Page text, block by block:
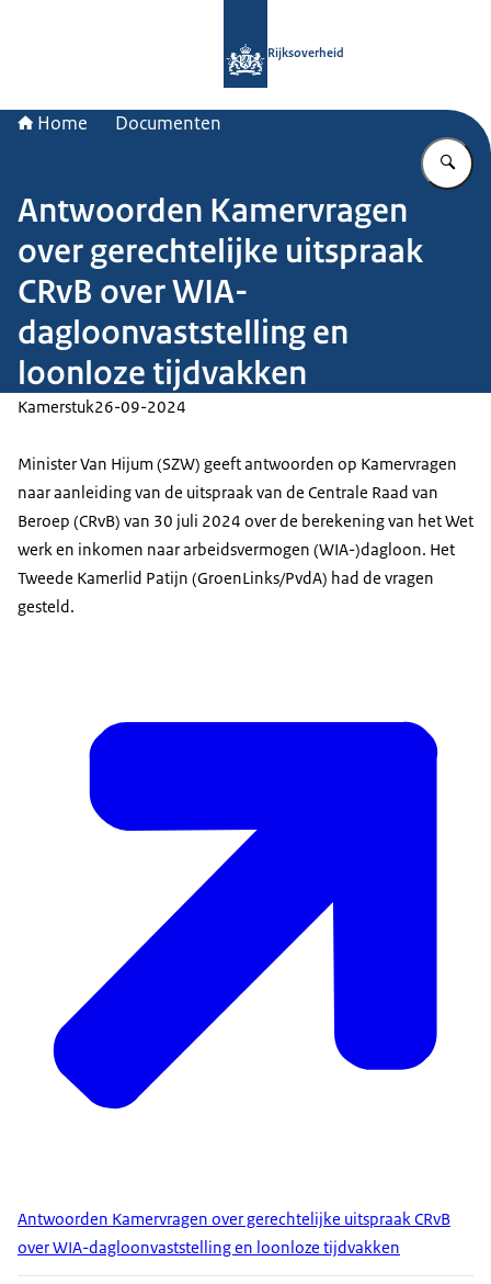
Rijksoverheid
Home Documenten
Antwoorden Kamervragen
over gerechtelijke uitspraak
CRvB over WIA-
dagloonvaststelling en
loonloze tijdvakken
Kamerstuk26-09-2024
Minister Van Hijum (SZW) geeft antwoorden op Kamervragen
naar aanleiding van de uitspraak van de Centrale Raad van
Beroep (CRvB) van 30 juli 2024 over de berekening van het Wet
werk en inkomen naar arbeidsvermogen (WIA-)dagloon. Het
Tweede Kamerlid Patijn (GroenLinks/PvdA) had de vragen
gesteld.
Antwoorden Kamervragen over gerechtelijke uitspraak CRvB
over WIA-dagloonvaststelling en loonloze tijdvakken